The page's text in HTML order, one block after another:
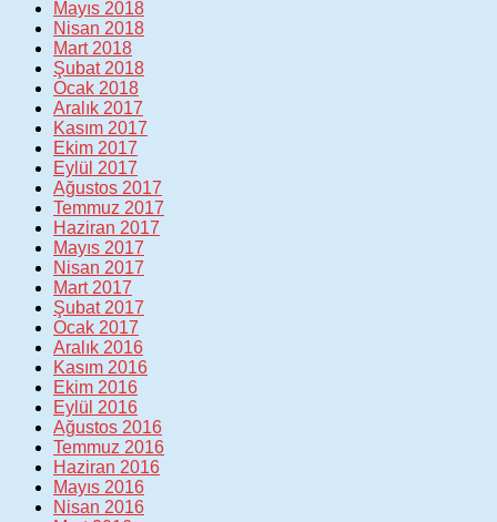
Mayıs 2018
Nisan 2018
Mart 2018
Şubat 2018
Ocak 2018
Aralık 2017
Kasım 2017
Ekim 2017
Eylül 2017
Ağustos 2017
Temmuz 2017
Haziran 2017
Mayıs 2017
Nisan 2017
Mart 2017
Şubat 2017
Ocak 2017
Aralık 2016
Kasım 2016
Ekim 2016
Eylül 2016
Ağustos 2016
Temmuz 2016
Haziran 2016
Mayıs 2016
Nisan 2016